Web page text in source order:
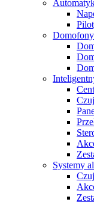
Domofony
Systemy